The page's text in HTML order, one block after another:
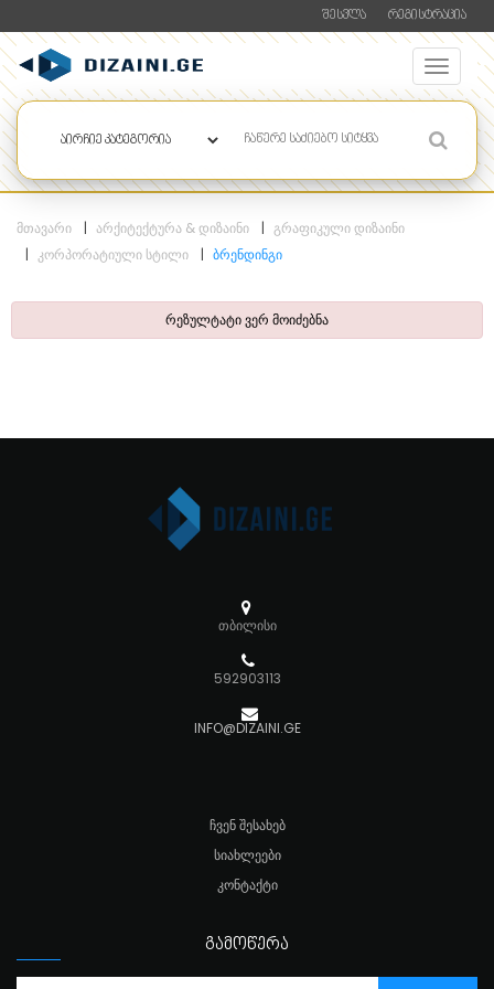
ᲨᲔᲡᲕᲚᲐ ᲠᲔᲒᲘᲡᲢᲠᲐᲪᲘᲐ
ᲛᲗᲐᲕᲐᲠᲘ ᲐᲠᲥᲘᲢᲔᲥᲢᲣᲠᲐ & ᲓᲘᲖᲐᲘᲜᲘ
ᲒᲠᲐᲤᲘᲙᲣᲚᲘ ᲓᲘᲖᲐᲘᲜᲘ
ᲙᲝᲠᲞᲝᲠᲐᲢᲘᲣᲚᲘ ᲡᲢᲘᲚᲘ
ᲑᲠᲔᲜᲓᲘᲜᲒᲘ
რეზულტატი ვერ მოიძებნა
თბილისი
592903113
INFO@DIZAINI.GE
ᲩᲕᲔᲜ ᲨᲔᲡᲐᲮᲔᲑ
ᲡᲘᲐᲮᲚᲔᲔᲑᲘ
ᲙᲝᲜᲢᲐᲥᲢᲘ
ᲒᲐᲛᲝᲬᲔᲠᲐ